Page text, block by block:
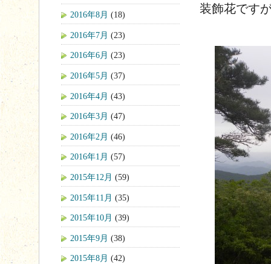
装飾花です
2016年8月 (18)
2016年7月 (23)
2016年6月 (23)
2016年5月 (37)
2016年4月 (43)
2016年3月 (47)
2016年2月 (46)
2016年1月 (57)
2015年12月 (59)
2015年11月 (35)
2015年10月 (39)
2015年9月 (38)
2015年8月 (42)